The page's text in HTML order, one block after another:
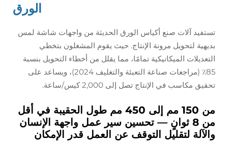
الورق
تستفيد آلات صنع أكياس الورق الحديثة من واجهات شاشة لمس
بديهية لتحويل مرونة الإنتاج. حيث يقوم المشغلون بتخطي
التعديلات الميكانيكية تمامًا، مما يقلل من أخطاء التحويل بنسبة
85٪ (مراجعات صناعة التعبئة والتغليف 2024)، ويساعد على
تحقيق مكاسب في الإنتاج تصل إلى 2,000 كيس/ساعة.
من 150 مم إلى 450 مم طول الحقيبة في أقل
من 8 ثوانٍ — تحسين سير عمل واجهة الإنسان
والآلة لتقليل التوقف عن العمل قدر الإمكان